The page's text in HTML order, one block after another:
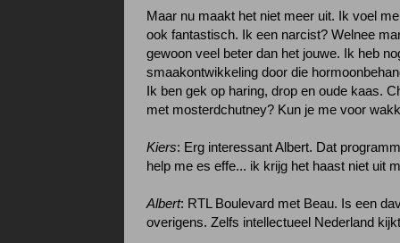
Maar nu maakt het niet meer uit. Ik voel
ook fantastisch. Ik een narcist? Welnee
gewoon veel beter dan het jouwe. Ik heb
smaakontwikkeling door die
Ik ben gek op haring, drop en oude kaas.
met mosterdchutney? Kun je me voor
Kiers: Erg interessant Albert. Dat
help me es effe... ik krijg het haast niet uit
Albert: RTL Boulevard met Beau. Is een
overigens. Zelfs intellectueel Nederland